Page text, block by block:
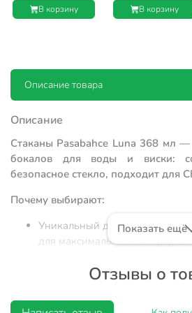
В корзину В корзину
Описание товара
Описание
Стаканы Pasabahce Luna 368 мл
бокалов для воды и виски:
безопасное стекло, подходит для
Почему выбирают:
Уникальный дизайн рокс:
для максимального комфорта и
воды, виски,
Показать ещё
Отзывы о